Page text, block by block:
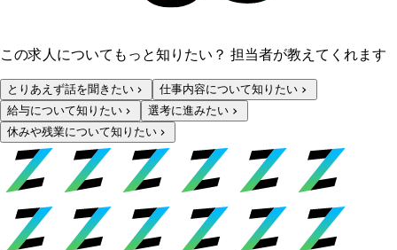
この求人についてもっと知りたい？ 担当者が教えてくれます
とりあえず話を聞きたい
仕事内容について知りたい
給与について知りたい
選考に進みたい
休みや残業について知りたい